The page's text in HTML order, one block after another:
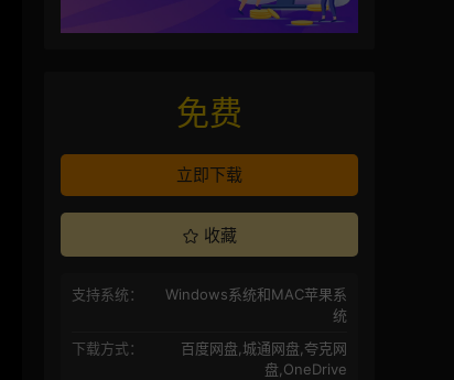
免费
立即下载
收藏
支持系统：
Windows系统和MAC苹果系
统
下载方式：
百度网盘,城通网盘,夸克网
盘,OneDrive